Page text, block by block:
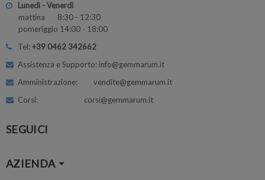
Lunedì - Venerdì
mattina 8:30 - 12:30
pomeriggio 14:00 - 18:00
Tel:+39 0462 342662
Assistenza e Supporto: info@gemmarum.it
Amministrazione: vendite@gemmarum.it
Corsi: corsi@gemmarum.it
SEGUICI
AZIENDA